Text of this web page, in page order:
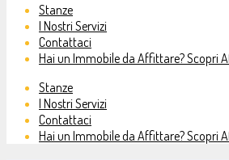
Stanze
I Nostri Servizi
Contattaci
Hai un Immobile da Affittare? Scopri
Stanze
I Nostri Servizi
Contattaci
Hai un Immobile da Affittare? Scopri